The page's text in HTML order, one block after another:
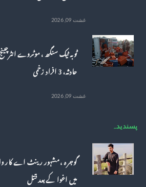
غشت 09, 2026
ٹوبہ ٹیک سنگھ ، موٹروے
حادثہ، 3 افراد زخمی
غشت 09, 2026
پسندیدہ
گوجرہ ، مشہور رینٹ اے کار
میں اغوا کے بعد قتل